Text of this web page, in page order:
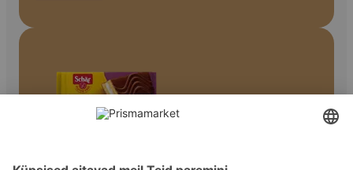
Gluteenivabad magusad küpsetised